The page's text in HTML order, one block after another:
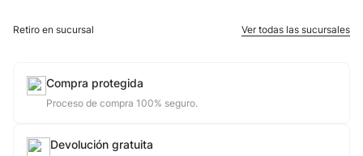
Retiro en sucursal Ver todas las sucursales
Compra protegida
Proceso de compra 100% seguro.
Devolución gratuita